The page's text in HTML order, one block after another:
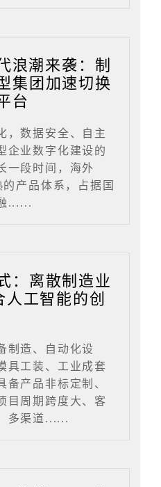
浪潮来袭：制
集团加速切换
台
，数据安全、自主
企业数字化建设的
一段时间，海外
产品体系，占据国
......
：离散制造业
工智能的创
制造、自动化设
具工装、工业成套
备产品非标定制、
目周期跨度大、客
多渠道......